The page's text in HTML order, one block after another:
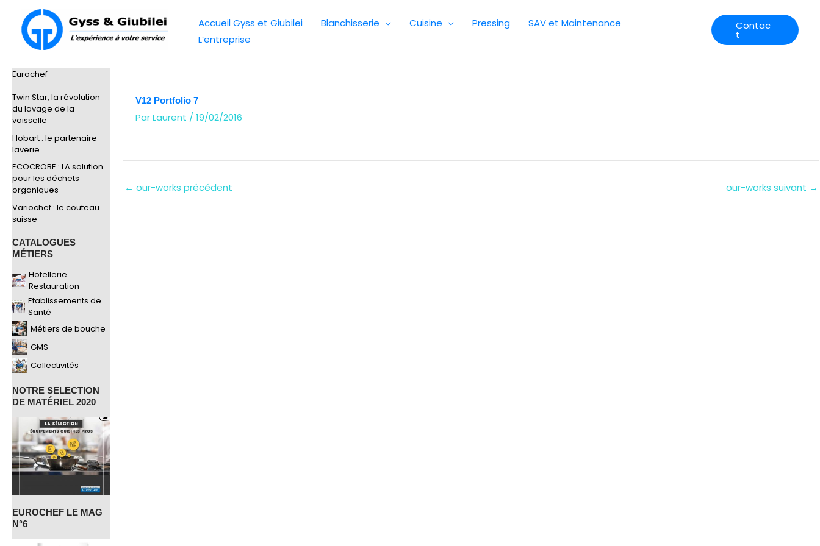
contenu
Accueil Gyss et Giubilei Blanchisserie Cuisine Pressing
SAV et Maintenance
L’entreprise
Contac
t
Eurochef
Twin Star, la révolution
du lavage de la
vaisselle
Hobart : le partenaire
laverie
ECOCROBE : LA solution
pour les déchets
organiques
Variochef : le couteau
suisse
CATALOGUES
MÉTIERS
Hotellerie
Restauration
Etablissements de
Santé
Métiers de bouche
GMS
Collectivités
NOTRE SELECTION
DE MATÉRIEL 2020
EUROCHEF LE MAG
N°6
V12 Portfolio 7
ParLaurent / 19/02/2016
← our-works précédent our-works suivant →